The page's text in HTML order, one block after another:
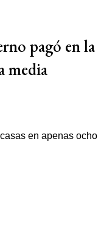
pagó en la
media